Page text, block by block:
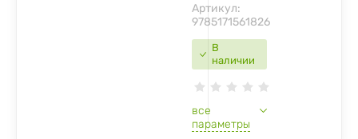
В
наличии
Артикул:
9785171561826
все
параметры